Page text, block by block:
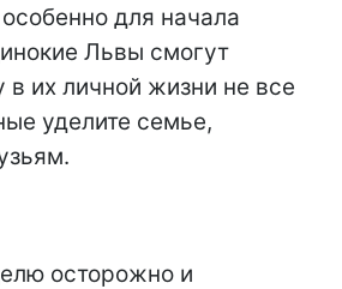
для начала
Львы смогут
в их личной жизни не все
уделите семье,
осторожно и